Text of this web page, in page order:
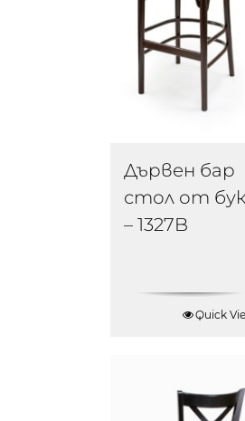
Дървен бар
стол от бук
– 1327B
Quick